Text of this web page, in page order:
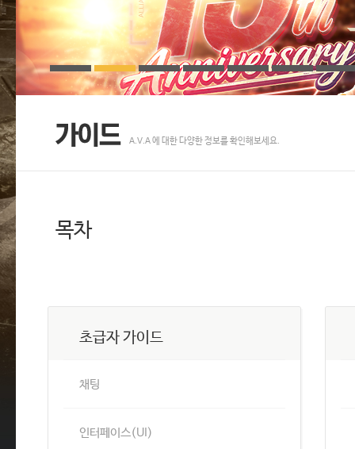
A.V.A 에 대한 다양한 정보를 확인해보세요.
목차
초급자 가이드
채팅
인터페이스(UI)